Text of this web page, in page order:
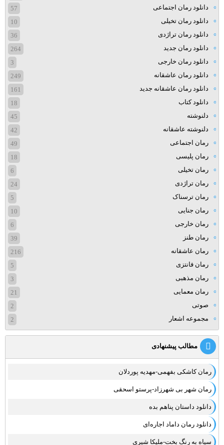
دانلود رمان اجتماعی
57
دانلود رمان تخیلی
10
دانلود رمان تراژدی
36
دانلود رمان جدید
264
دانلود رمان خارجی
3
دانلود رمان عاشقانه
249
دانلود رمان عاشقانه جدید
161
دانلود کتاب
18
دلنوشته
45
دلنوشته عاشقانه
42
رمان اجتماعی
49
رمان پلیسی
18
رمان تخیلی
6
رمان تراژدی
24
رمان ترسناک
5
رمان جنایی
10
رمان خارجی
6
رمان طنز
39
رمان عاشقانه
216
رمان فانتزی
5
رمان مذهبی
3
رمان معمایی
21
صوتی
2
مجموعه اشعار
2
مطالب پیشنهادی
رمان کاشکی بفهمی-مهدیه پوردلان
رمان شهر بی شهرزاد-پرستو اسحقی
دانلود داستان پناهم بده
دانلود رمان داماد اجاره‌ای
سیاه به رنگ بخت-ملیکا شیری